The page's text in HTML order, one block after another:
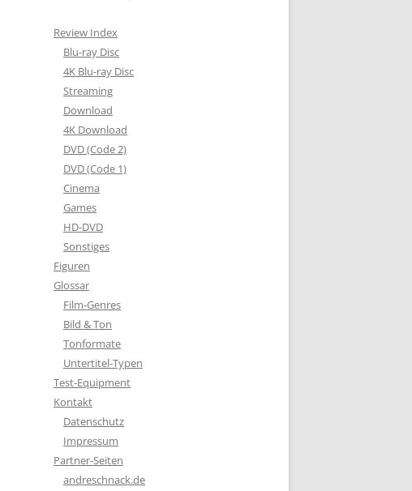
Review Index
Blu-ray Disc
4K Blu-ray Disc
Streaming
Download
4K Download
DVD (Code 2)
DVD (Code 1)
Cinema
Games
HD-DVD
Sonstiges
Figuren
Glossar
Film-Genres
Bild & Ton
Tonformate
Untertitel-Typen
Test-Equipment
Kontakt
Datenschutz
Impressum
Partner-Seiten
andreschnack.de